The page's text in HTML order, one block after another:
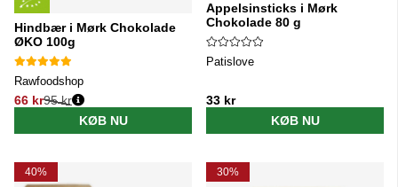
Hindbær i Mørk Chokolade
ØKO 100g
Rawfoodshop
66 kr
Normalpris:
95 kr
KØB NU
Appelsinsticks i Mørk
Chokolade 80 g
Patislove
33 kr
KØB NU
40% 30%